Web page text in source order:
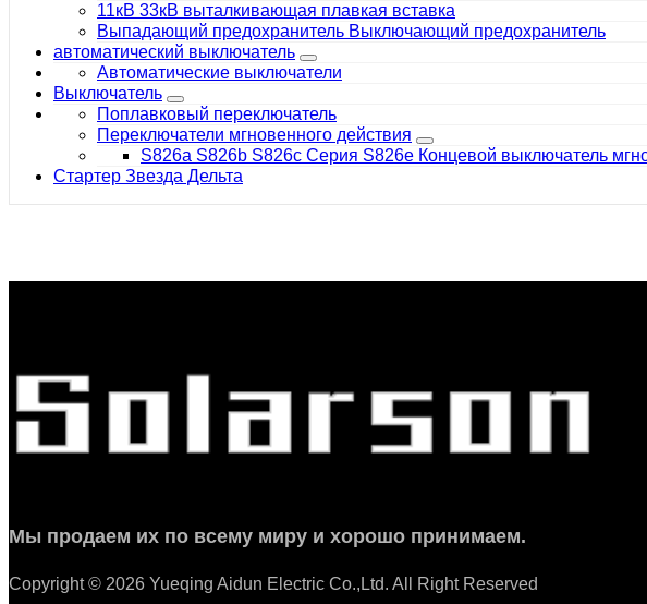
11кВ 33кВ выталкивающая плавкая вставка
Выпадающий предохранитель Выключающий предохранитель
автоматический выключатель
Автоматические выключатели
Выключатель
Поплавковый переключатель
Переключатели мгновенного действия
S826a S826b S826c Серия S826e Концевой выключатель
Стартер Звезда Дельта
Мы продаем их по всему миру и хорошо принимаем.
Copyright © 2026 Yueqing Aidun Electric Co.,Ltd. All Right Reserved